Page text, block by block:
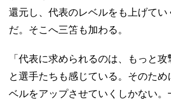
還元し、代表のレベルをも上げてい
だ。そこへ三笘も加わる。
「代表に求められるのは、もっと
と選手たちも感じている。そのた
ベルをアップさせていくしかない。